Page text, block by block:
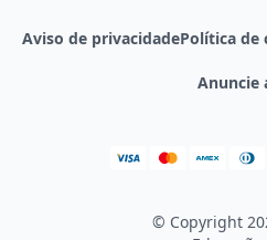
Aviso de privacidadePolítica de
Anuncie
© Copyright